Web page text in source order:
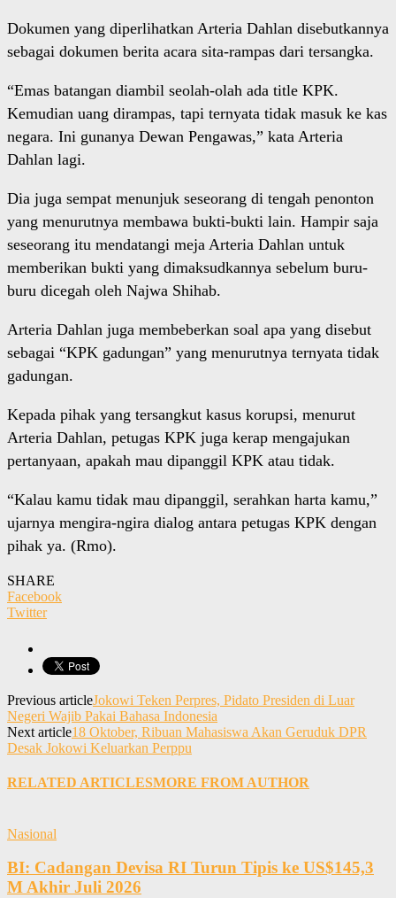
Dokumen yang diperlihatkan Arteria Dahlan disebutkannya
sebagai dokumen berita acara sita-rampas dari tersangka.
“Emas batangan diambil seolah-olah ada title KPK.
Kemudian uang dirampas, tapi ternyata tidak masuk ke kas
negara. Ini gunanya Dewan Pengawas,” kata Arteria
Dahlan lagi.
Dia juga sempat menunjuk seseorang di tengah penonton
yang menurutnya membawa bukti-bukti lain. Hampir saja
seseorang itu mendatangi meja Arteria Dahlan untuk
memberikan bukti yang dimaksudkannya sebelum buru-
buru dicegah oleh Najwa Shihab.
Arteria Dahlan juga membeberkan soal apa yang disebut
sebagai “KPK gadungan” yang menurutnya ternyata tidak
gadungan.
Kepada pihak yang tersangkut kasus korupsi, menurut
Arteria Dahlan, petugas KPK juga kerap mengajukan
pertanyaan, apakah mau dipanggil KPK atau tidak.
“Kalau kamu tidak mau dipanggil, serahkan harta kamu,”
ujarnya mengira-ngira dialog antara petugas KPK dengan
pihak ya. (Rmo).
SHARE
Facebook
Twitter
Previous articleJokowi Teken Perpres, Pidato Presiden di Luar
Negeri Wajib Pakai Bahasa Indonesia
Next article18 Oktober, Ribuan Mahasiswa Akan Geruduk DPR
Desak Jokowi Keluarkan Perppu
RELATED ARTICLESMORE FROM AUTHOR
Nasional
BI: Cadangan Devisa RI Turun Tipis ke US$145,3
M Akhir Juli 2026